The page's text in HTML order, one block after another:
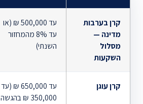
קרן בערבות
מדינה —
מסלול
השקעות
עד 500,000 ₪ (או
עד 8% מהמחזור
השנתי)
קרן עוגן
עד 650,000 ₪ (עד
350,000 ₪ בהגשה